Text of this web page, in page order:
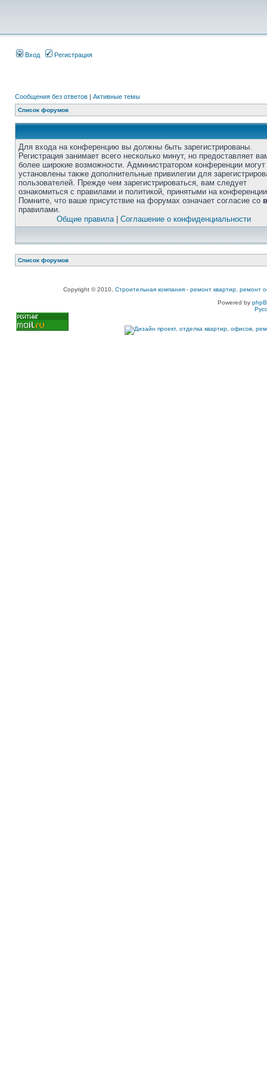
Вход Регистрация
Сообщения без ответов | Активные темы
Список форумов
Для входа на конференцию вы должны быть зарегистрированы.
Регистрация занимает всего несколько минут, но предоставляет
более широкие возможности. Администратором конференции
установлены также дополнительные привилегии для
пользователей. Прежде чем зарегистрироваться, вам следует
ознакомиться с правилами и политикой, принятыми на
Помните, что ваше присутствие на форумах означает согласие со
правилами.
Общие правила| Соглашение о конфиденциальности
Список форумов
Copyright © 2010, Строительная компания - ремонт квартир, ремонт
Powered by